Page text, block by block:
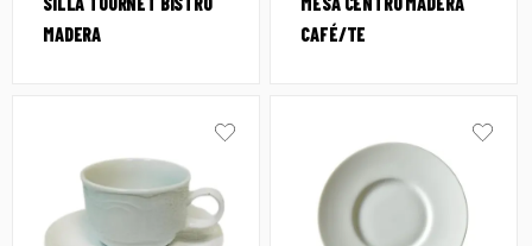
MADERA
CAFÉ/TE